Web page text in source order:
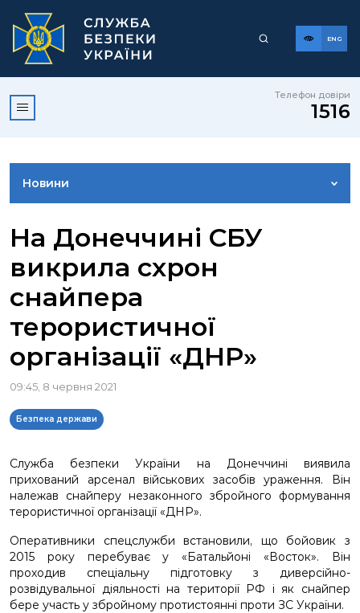
ENG
Телефон довіри
1516
Новини
ВІДЕОГАЛЕРЕЯ
КОНТАКТИ ПРЕСЦЕНТРУ
На Донеччині СБУ
викрила схрон
снайпера
терористичної
організації «ДНР»
09:45, 8 червня 2021
Безпека держави
Служба безпеки України на Донеччині виявила
прихований арсенал військових засобів ураження. Він
належав снайперу незаконного збройного формування
терористичної організації «ДНР».
Оперативники спецслужби встановили, що бойовик з
2015 року перебуває у «Батальйоні «Восток». Він
проходив спеціальну підготовку з диверсійно-
розвідувальної діяльності на території РФ і як снайпер
бере участь у збройному протистоянні проти ЗС України.